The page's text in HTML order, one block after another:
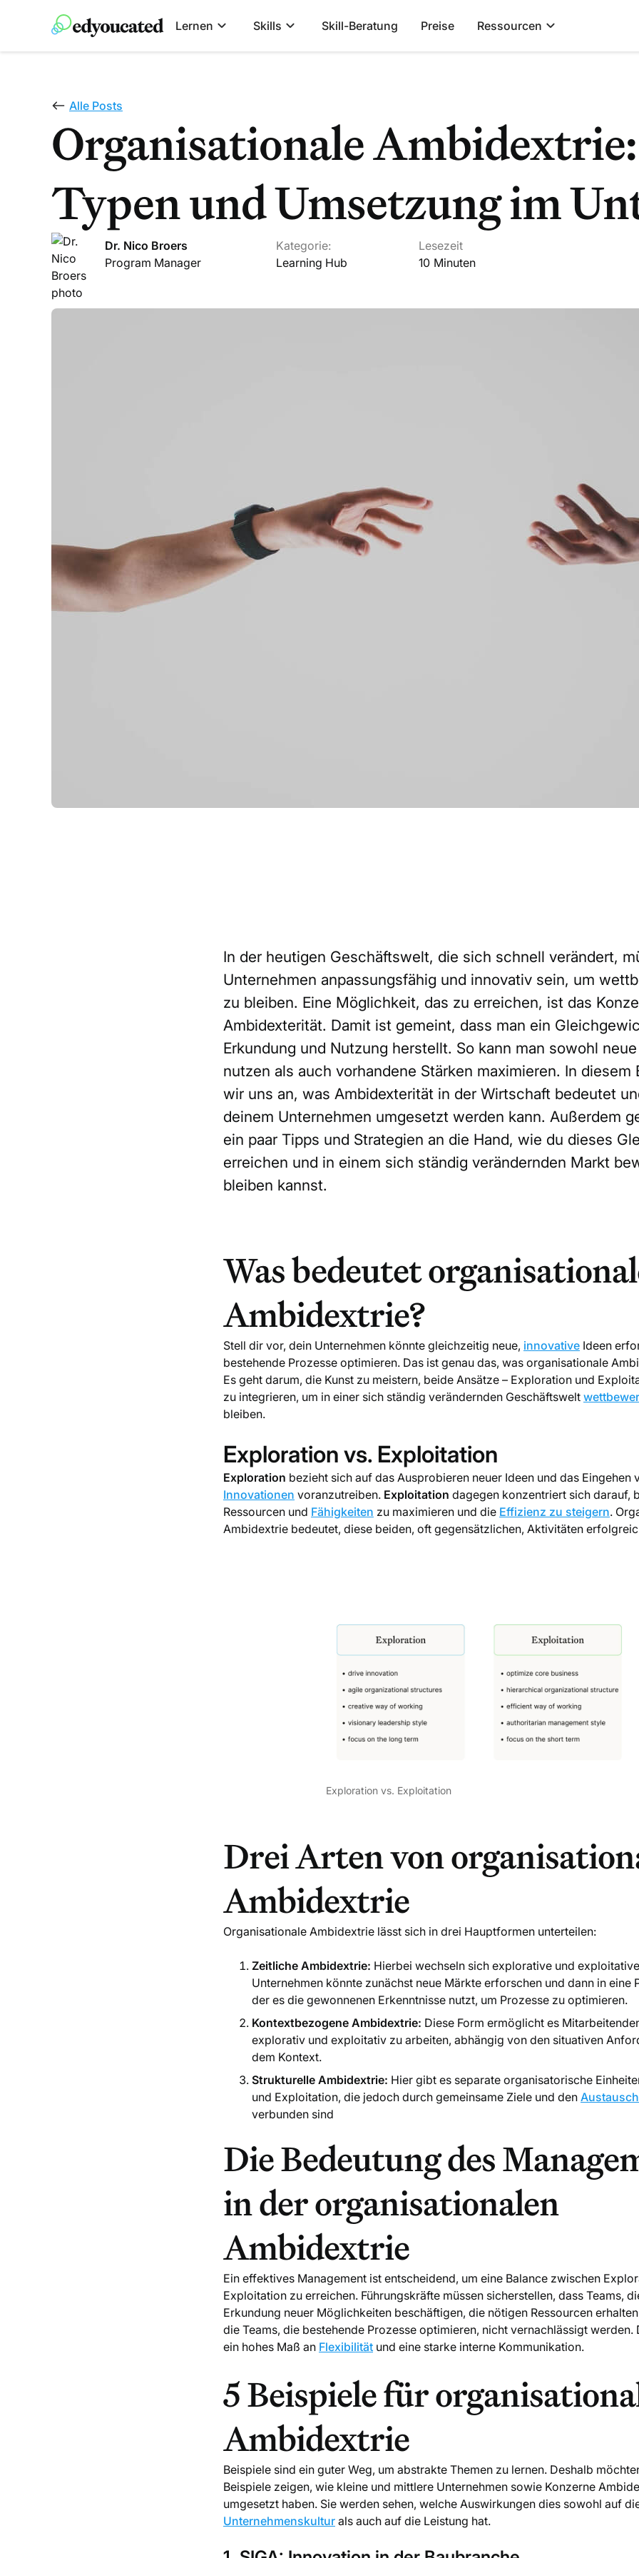
Lernen Skills Skill-Beratung Preise Ressourcen
Alle Posts
Organisationale
Typen und Umsetzung im
Dr. Nico Broers
Program Manager
Kategorie:
Learning Hub
Lesezeit
10 Minuten
In der heutigen Geschäftswelt, die sich schnell verändert,
Unternehmen anpassungsfähig und innovativ sein, um
zu bleiben. Eine Möglichkeit, das zu erreichen, ist das
Ambidexterität. Damit ist gemeint, dass man ein
Erkundung und Nutzung herstellt. So kann man sowohl
nutzen als auch vorhandene Stärken maximieren. In diesem
wir uns an, was Ambidexterität in der Wirtschaft bedeutet
deinem Unternehmen umgesetzt werden kann. Außerdem
ein paar Tipps und Strategien an die Hand, wie du dieses
erreichen und in einem sich ständig verändernden Markt
bleiben kannst.
Was bedeutet
Ambidextrie?
Stell dir vor, dein Unternehmen könnte gleichzeitig neue, innovative Ideen
bestehende Prozesse optimieren. Das ist genau das, was organisationale
Es geht darum, die Kunst zu meistern, beide Ansätze – Exploration und
zu integrieren, um in einer sich ständig verändernden Geschäftswelt
bleiben.
Exploration vs. Exploitation
Exploration bezieht sich auf das Ausprobieren neuer Ideen und das Eingehen
Innovationen voranzutreiben. Exploitation dagegen konzentriert sich darauf,
Ressourcen und Fähigkeiten zu maximieren und die Effizienz zu steigern.
Ambidextrie bedeutet, diese beiden, oft gegensätzlichen, Aktivitäten
Exploration vs. Exploitation
Drei Arten von
Ambidextrie
Organisationale Ambidextrie lässt sich in drei Hauptformen unterteilen:
Zeitliche Ambidextrie: Hierbei wechseln sich explorative und
Unternehmen könnte zunächst neue Märkte erforschen und dann in eine
der es die gewonnenen Erkenntnisse nutzt, um Prozesse zu optimieren.
Kontextbezogene Ambidextrie: Diese Form ermöglicht es
explorativ und exploitativ zu arbeiten, abhängig von den situativen
dem Kontext.
Strukturelle Ambidextrie: Hier gibt es separate organisatorische
und Exploitation, die jedoch durch gemeinsame Ziele und den
verbunden sind
Die Bedeutung des
in der organisationalen
Ambidextrie
Ein effektives Management ist entscheidend, um eine Balance zwischen
Exploitation zu erreichen. Führungskräfte müssen sicherstellen, dass Teams,
Erkundung neuer Möglichkeiten beschäftigen, die nötigen Ressourcen
die Teams, die bestehende Prozesse optimieren, nicht vernachlässigt
ein hohes Maß an Flexibilität und eine starke interne Kommunikation.
5 Beispiele für
Ambidextrie
Beispiele sind ein guter Weg, um abstrakte Themen zu lernen. Deshalb
Beispiele zeigen, wie kleine und mittlere Unternehmen sowie Konzerne
umgesetzt haben. Sie werden sehen, welche Auswirkungen dies sowohl auf
Unternehmenskultur als auch auf die Leistung hat.